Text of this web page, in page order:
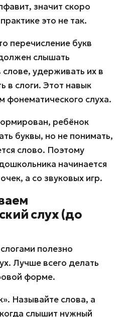
значит скоро
это не так.
перечисление букв
слышать
слове, удерживать их в
в слоги. Этот навык
фонематического слуха.
ребёнок
буквы, но не понимать,
слово. Поэтому
начинается
а со звуковых игр.
слух (до
полезно
Лучше всего делать
форме.
Называйте слова, а
слышит нужный